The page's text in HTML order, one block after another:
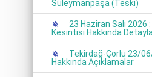
Süleymanpaşa (Teski)
23 Haziran Salı 2026
Kesintisi Hakkında
Tekirdağ-Çorlu 23/
Hakkında Açıklamalar